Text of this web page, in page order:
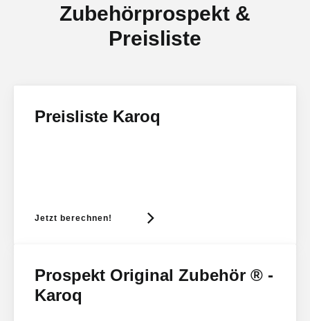
Zubehörprospekt &
Preisliste
Preisliste Karoq
Jetzt berechnen!
Prospekt Original Zubehör ® -
Karoq